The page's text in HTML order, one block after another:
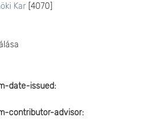
Kar [4070]
date-issued
contributor-advisor